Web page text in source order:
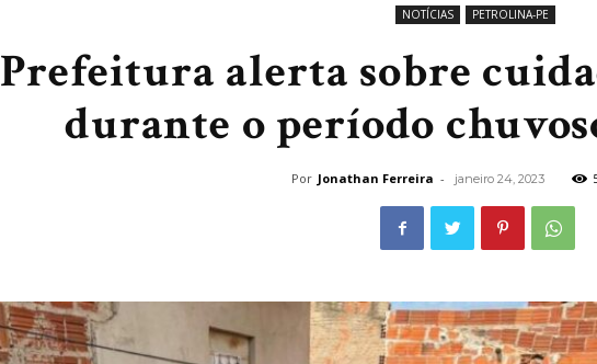
NOTÍCIAS PETROLINA-PE
Prefeitura alerta sobre
durante o período
Por Jonathan Ferreira - janeiro 24, 2023